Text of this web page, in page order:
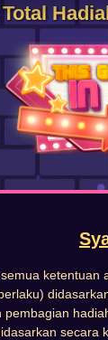
Total
ketentuan
secara